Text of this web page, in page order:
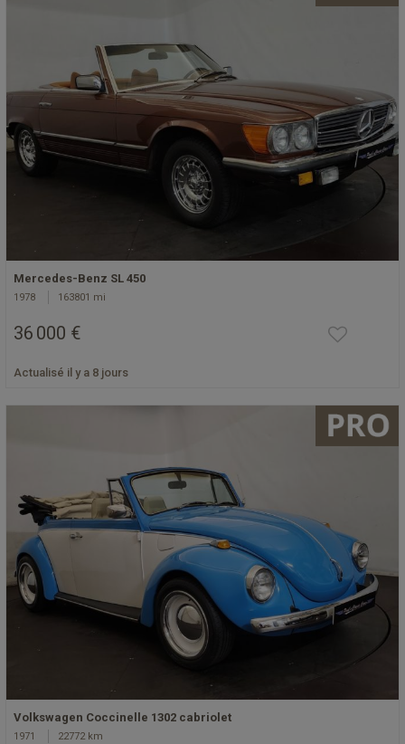
Mercedes-Benz SL 450
1978 163801 mi
36 000 €
Actualisé il y a 8 jours
Volkswagen Coccinelle 1302 cabriolet
1971 22772 km